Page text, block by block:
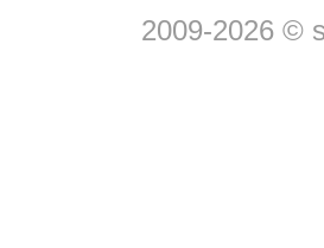
2009-2026 ©